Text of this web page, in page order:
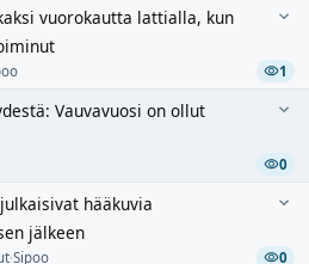
vuorokautta lattialla, kun
1
Vauvavuosi on ollut
0
hääkuvia
jälkeen
·Sipoo 0